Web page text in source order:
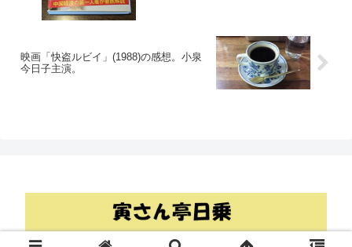
映画「快盗ルビイ」(1988)の感想。小泉
今日子主演。